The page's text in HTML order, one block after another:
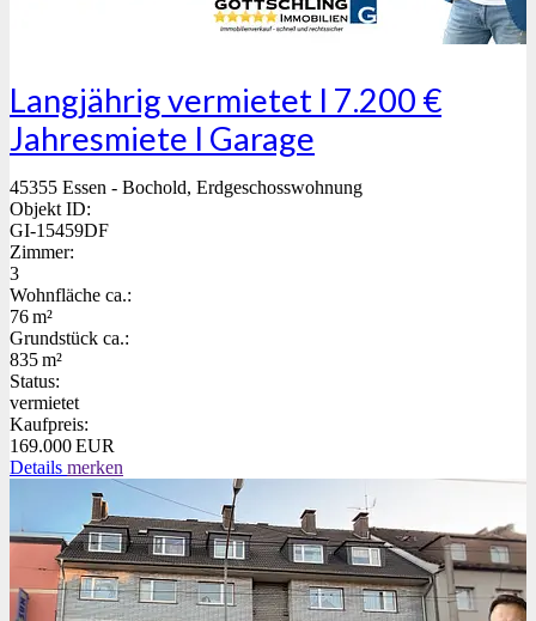
Langjährig vermietet I 7.200 €
Jahresmiete I Garage
45355 Essen - Bochold, Erdgeschosswohnung
Objekt ID:
GI-15459DF
Zimmer:
3
Wohnfläche ca.:
76 m²
Grund­stück ca.:
835 m²
Status:
vermietet
Kaufpreis:
169.000 EUR
Details merken